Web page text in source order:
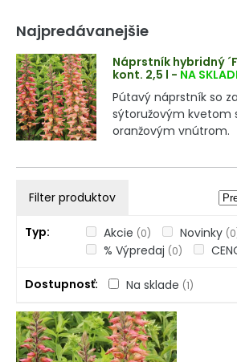
Najpredávanejšie
Náprstník hybridný
kont. 2,5 l - NA
Pútavý náprstník so
sýtoružovým kvetom
oranžovým vnútrom.
Filter produktov
Typ Akcie (0) Novinky
% Výpredaj (0)
Dostupnosť Na sklade (1)